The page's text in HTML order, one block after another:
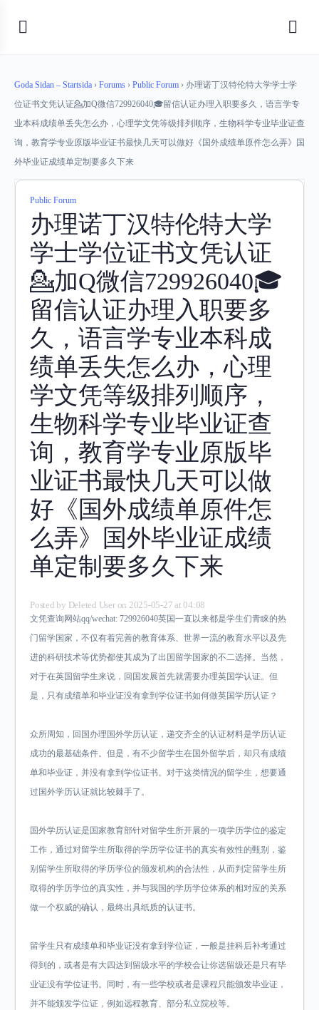
Goda Sidan – Startsida › Forums › Public Forum › 办理诺丁汉特伦特大学学士学
位证书文凭认证💁加Q微信729926040🎓留信认证办理入职要多久，语言学专
业本科成绩单丢失怎么办，心理学文凭等级排列顺序，生物科学专业毕业证查
询，教育学专业原版毕业证书最快几天可以做好《国外成绩单原件怎么弄》国
外毕业证成绩单定制要多久下来
Public Forum
办理诺丁汉特伦特大学
学士学位证书文凭认证
💁加Q微信729926040🎓
留信认证办理入职要多
久，语言学专业本科成
绩单丢失怎么办，心理
学文凭等级排列顺序，
生物科学专业毕业证查
询，教育学专业原版毕
业证书最快几天可以做
好《国外成绩单原件怎
么弄》国外毕业证成绩
单定制要多久下来
Posted by Deleted User on 2025-05-27 at 04:08
文凭查询网站qq/wechat: 729926040英国一直以来都是学生们青睐的热
门留学国家，不仅有着完善的教育体系、世界一流的教育水平以及先
进的科研技术等优势都使其成为了出国留学国家的不二选择。当然，
对于在英国留学生来说，回国发展首先就需要办理英国学认证。但
是，只有成绩单和毕业证没有拿到学位证书如何做英国学历认证？
众所周知，回国办理国外学历认证，递交齐全的认证材料是学历认证
成功的最基础条件。但是，有不少留学生在国外留学后，却只有成绩
单和毕业证，并没有拿到学位证书。对于这类情况的留学生，想要通
过国外学历认证就比较棘手了。
国外学历认证是国家教育部针对留学生所开展的一项学历学位的鉴定
工作，通过对留学生所取得的学历学位证书的真实有效性的甄别，鉴
别留学生所取得的学历学位的颁发机构的合法性，从而判定留学生所
取得的学历学位的真实性，并与我国的学历学位体系的相对应的关系
做一个权威的确认，最终出具纸质的认证书。
留学生只有成绩单和毕业证没有拿到学位证，一般是挂科后补考通过
得到的，或者是有大四达到留级水平的学校会让你选留级还是只有毕
业证没有学位证书。同时，有一些学校或者是课程只能颁发毕业证，
并不能颁发学位证，例如远程教育、部分私立院校等。